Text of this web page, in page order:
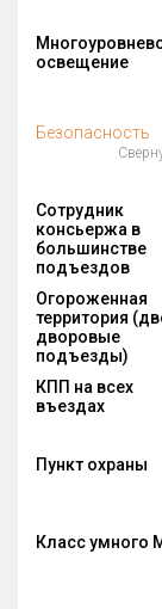
освещение
Безопасность
Сотрудник
консьержа в
большинстве
подъездов
Огороженная
территория
дворовые
подъезды)
КПП на всех
въездах
Пункт охраны
Класс умного